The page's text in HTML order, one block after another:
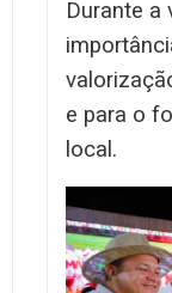
Durante a
e para o
local.